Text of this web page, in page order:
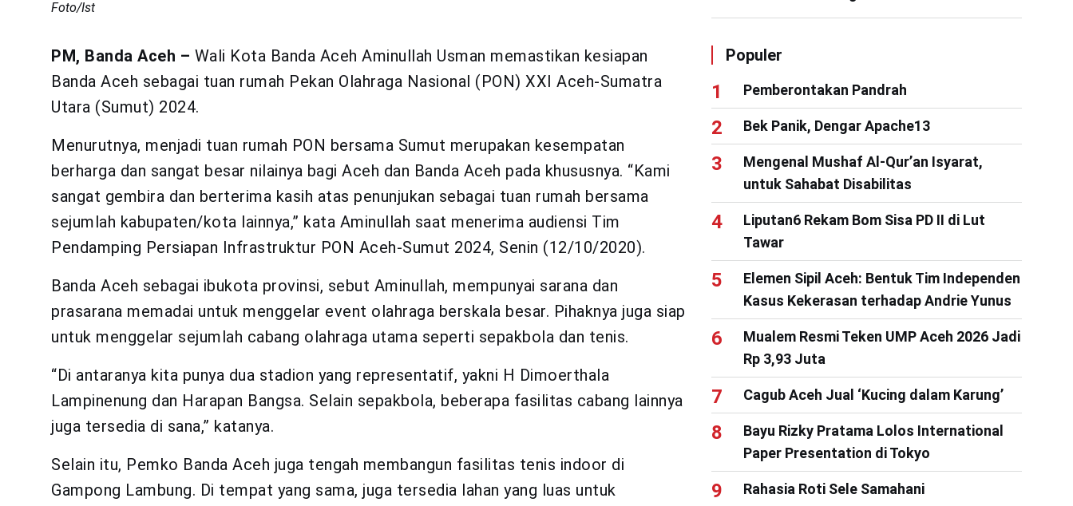
Foto/Ist
PM, Banda Aceh – Wali Kota Banda Aceh Aminullah Usman memastikan kesiapan
Banda Aceh sebagai tuan rumah Pekan Olahraga Nasional (PON) XXI Aceh-Sumatra
Utara (Sumut) 2024.
Menurutnya, menjadi tuan rumah PON bersama Sumut merupakan kesempatan
berharga dan sangat besar nilainya bagi Aceh dan Banda Aceh pada khususnya. “Kami
sangat gembira dan berterima kasih atas penunjukan sebagai tuan rumah bersama
sejumlah kabupaten/kota lainnya,” kata Aminullah saat menerima audiensi Tim
Pendamping Persiapan Infrastruktur PON Aceh-Sumut 2024, Senin (12/10/2020).
Banda Aceh sebagai ibukota provinsi, sebut Aminullah, mempunyai sarana dan
prasarana memadai untuk menggelar event olahraga berskala besar. Pihaknya juga siap
untuk menggelar sejumlah cabang olahraga utama seperti sepakbola dan tenis.
“Di antaranya kita punya dua stadion yang representatif, yakni H Dimoerthala
Lampinenung dan Harapan Bangsa. Selain sepakbola, beberapa fasilitas cabang lainnya
juga tersedia di sana,” katanya.
Selain itu, Pemko Banda Aceh juga tengah membangun fasilitas tenis indoor di
Gampong Lambung. Di tempat yang sama, juga tersedia lahan yang luas untuk
Populer
Pemberontakan Pandrah
Bek Panik, Dengar Apache13
Mengenal Mushaf Al-Qur’an Isyarat,
untuk Sahabat Disabilitas
Liputan6 Rekam Bom Sisa PD II di Lut
Tawar
Elemen Sipil Aceh: Bentuk Tim Independen
Kasus Kekerasan terhadap Andrie Yunus
Mualem Resmi Teken UMP Aceh 2026 Jadi
Rp 3,93 Juta
Cagub Aceh Jual ‘Kucing dalam Karung’
Bayu Rizky Pratama Lolos International
Paper Presentation di Tokyo
Rahasia Roti Sele Samahani